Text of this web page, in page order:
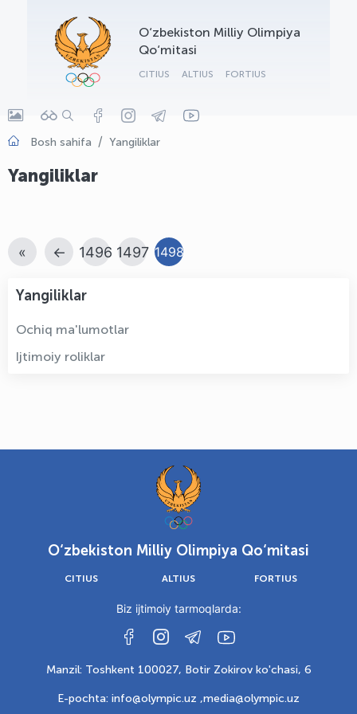
O‘zbekiston Milliy Olimpiya
Qo‘mitasi
CITIUS ALTIUS FORTIUS
Bosh sahifa Yangiliklar
Yangiliklar
« ← 1496 1497 1498
Yangiliklar
Ochiq ma'lumotlar
Ijtimoiy roliklar
O‘zbekiston Milliy Olimpiya Qo‘mitasi
CITIUS ALTIUS FORTIUS
Biz ijtimoiy tarmoqlarda:
Manzil: Toshkent 100027, Botir Zokirov ko'chasi, 6
E-pochta: info@olympic.uz ,media@olympic.uz
OLYMPCHIK AI - yordamchi
Onlayn · olympic.uz